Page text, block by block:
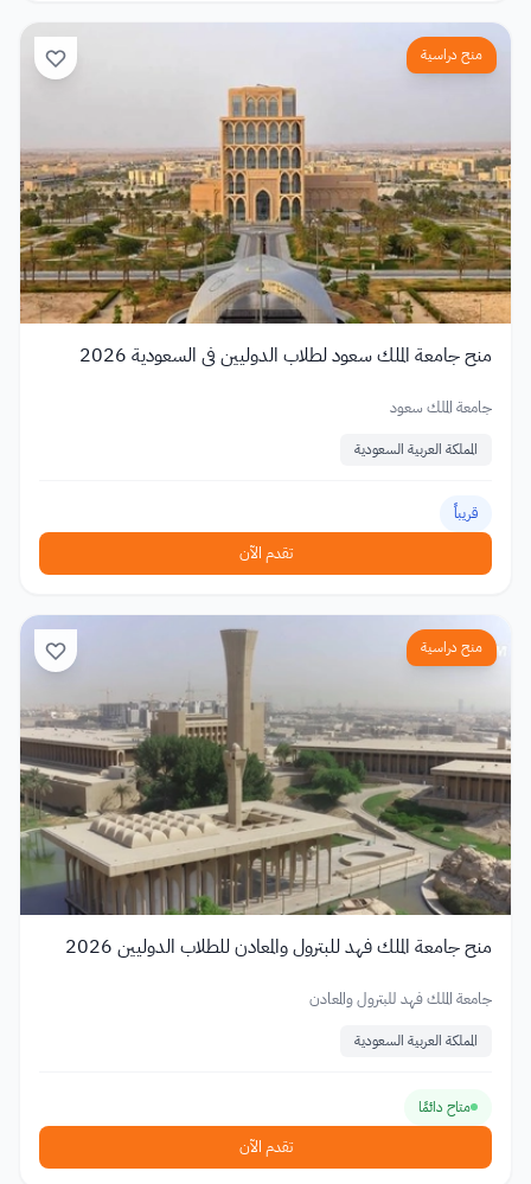
منح دراسية
منح جامعة الملك سعود لطلاب الدوليين في السعودية 2026
جامعة الملك سعود
المملكة العربية السعودية
قريباً
تقدم الآن
منح دراسية
منح جامعة الملك فهد للبترول والمعادن للطلاب الدوليين 2026
جامعة الملك فهد للبترول والمعادن
المملكة العربية السعودية
متاح دائمًا
تقدم الآن